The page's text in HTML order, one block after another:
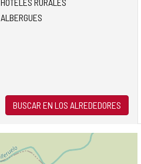
ALBERGUES
BUSCAR EN LOS ALREDEDORES